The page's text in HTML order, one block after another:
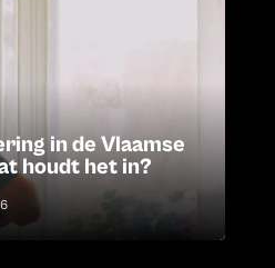
in de Vlaamse
houdt het in?